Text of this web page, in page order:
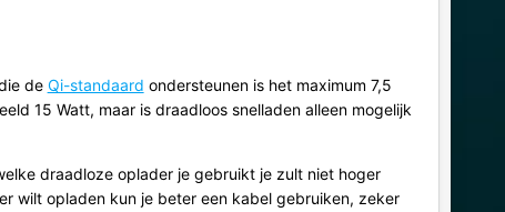
de Qi-standaard ondersteunen is het maximum 7,5
15 Watt, maar is draadloos snelladen alleen mogelijk
draadloze oplader je gebruikt je zult niet hoger
wilt opladen kun je beter een kabel gebruiken, zeker